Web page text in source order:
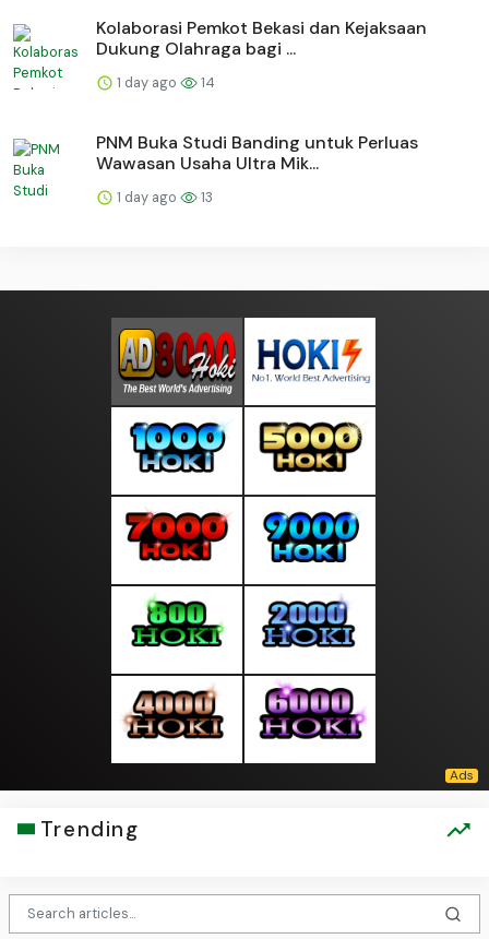
Kolaborasi Pemkot Bekasi dan Kejaksaan
Dukung Olahraga bagi ...
1 day ago 14
PNM Buka Studi Banding untuk Perluas
Wawasan Usaha Ultra Mik...
1 day ago 13
Trending